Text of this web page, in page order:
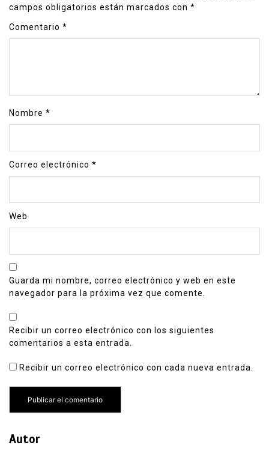
campos obligatorios están marcados con *
Comentario *
Nombre *
Correo electrónico *
Web
Guarda mi nombre, correo electrónico y web en este
navegador para la próxima vez que comente.
Recibir un correo electrónico con los siguientes
comentarios a esta entrada.
Recibir un correo electrónico con cada nueva entrada.
Autor